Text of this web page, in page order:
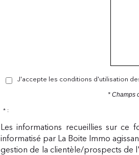
J'accepte les conditions d'utilisation
* Champs
* :
Les informations recueillies sur ce
informatisé par La Boite Immo
gestion de la clientèle/prospects de